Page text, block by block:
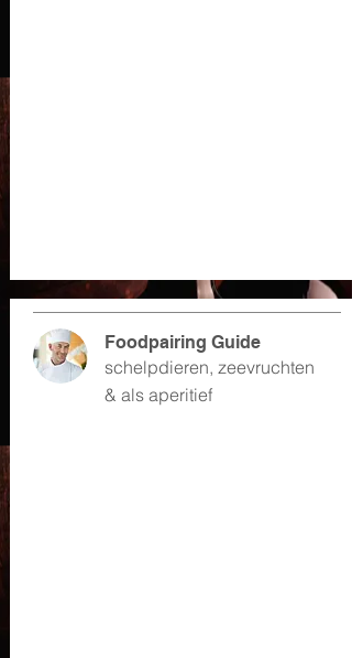
schelpdieren, zeevruchten
& als aperitief
Foodpairing Guide